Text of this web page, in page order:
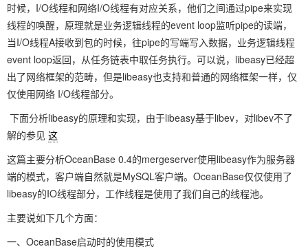
时候，I/O线程和网络I/O线程有对应关系，他们之间通过pipe来实现
线程的唤醒，原理就是业务逻辑线程的event loop监听pipe的读端，
当I/O线程A接收到包的时候，往pipe的写端写入数据，业务逻辑线程
event loop返回，从任务链表中取任务执行。可以说，libeasy已经超
出了网络框架的范畴，但是libeasy也支持和普通的网络框架一样，仅
仅使用网络 I/O线程部分。
下面分析libeasy的原理和实现，由于libeasy基于libev，对libev不了
解的参见 这
这篇主要分析OceanBase 0.4的mergeserver使用libeasy作为服务器
端的模式，客户端自然就是MySQL客户端。OceanBase仅仅使用了
libeasy的IO线程部分，工作线程是使用了我们自己的线程池。
主要说如下几个方面：
一、OceanBase启动时的使用模式